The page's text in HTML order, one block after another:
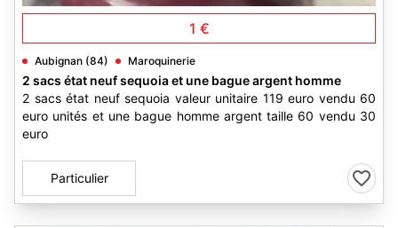
1 €
Aubignan (84) Maroquinerie
2 sacs état neuf sequoia et une bague argent homme
2 sacs état neuf sequoia valeur unitaire 119 euro vendu 60
euro unités et une bague homme argent taille 60 vendu 30
euro
Particulier